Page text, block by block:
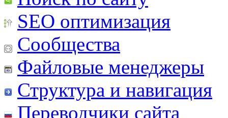
SEO оптимизация
Сообщества
Файловые менеджеры
Структура и навигация
Переводчики сайта